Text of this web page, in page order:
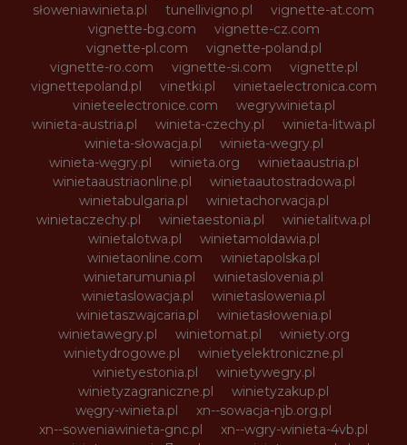
słoweniawinieta.pl
tunellivigno.pl
vignette-at.com
vignette-bg.com
vignette-cz.com
vignette-pl.com
vignette-poland.pl
vignette-ro.com
vignette-si.com
vignette.pl
vignettepoland.pl
vinetki.pl
vinietaelectronica.com
vinieteelectronice.com
wegrywinieta.pl
winieta-austria.pl
winieta-czechy.pl
winieta-litwa.pl
winieta-słowacja.pl
winieta-wegry.pl
winieta-węgry.pl
winieta.org
winietaaustria.pl
winietaaustriaonline.pl
winietaautostradowa.pl
winietabulgaria.pl
winietachorwacja.pl
winietaczechy.pl
winietaestonia.pl
winietalitwa.pl
winietalotwa.pl
winietamoldawia.pl
winietaonline.com
winietapolska.pl
winietarumunia.pl
winietaslovenia.pl
winietaslowacja.pl
winietaslowenia.pl
winietaszwajcaria.pl
winietasłowenia.pl
winietawegry.pl
winietomat.pl
winiety.org
winietydrogowe.pl
winietyelektroniczne.pl
winietyestonia.pl
winietywegry.pl
winietyzagraniczne.pl
winietyzakup.pl
węgry-winieta.pl
xn--sowacja-njb.org.pl
xn--soweniawinieta-gnc.pl
xn--wgry-winieta-4vb.pl